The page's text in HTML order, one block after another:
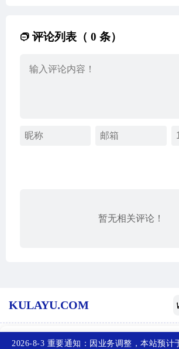
评论列表（ 0 条）
暂无相关评论！
首页 产品 排行榜
KULAYU.COM
酷拉鱼 网站地图 关于我们